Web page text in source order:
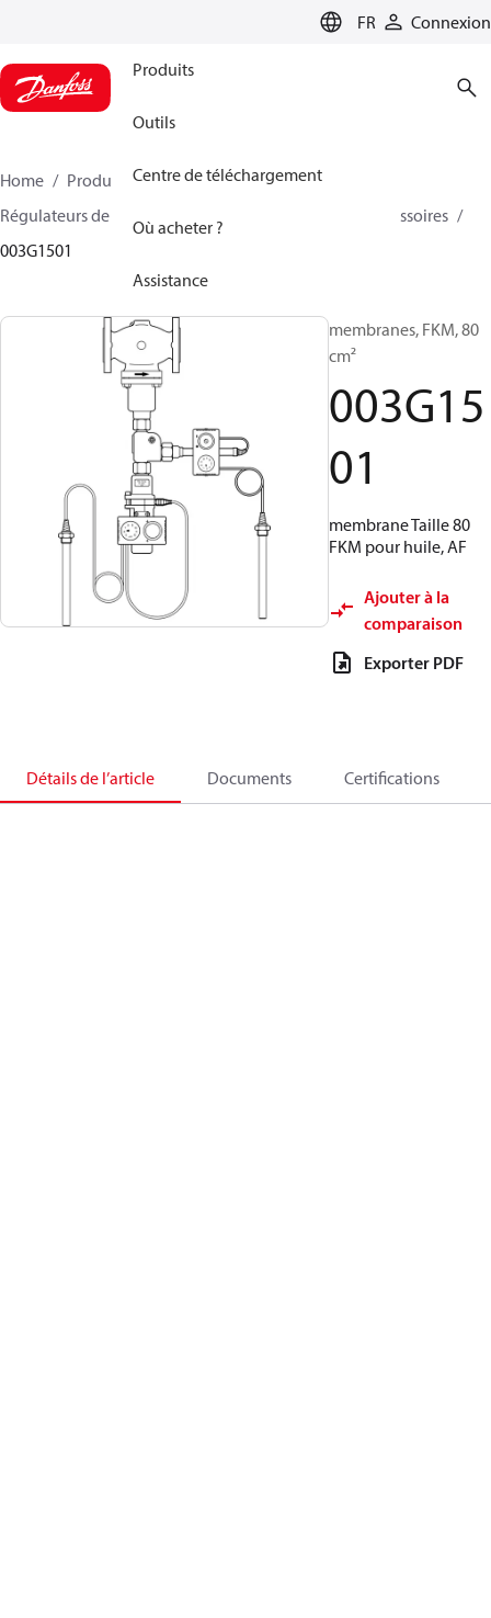
FR Connexion
Produits
Outils
Centre de téléchargement
Où acheter ?
Assistance
Home Produits
Climate Solutions - chauffage
Régulateurs de pression et contrôleurs de débit
Accessoires
003G1501
membranes, FKM, 80
cm²
003G15
01
membrane Taille 80
FKM pour huile, AF
Ajouter à la
comparaison
Exporter PDF
Détails de l’article Documents Certifications